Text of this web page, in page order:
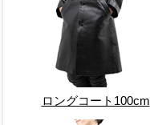
ロングコート100cm